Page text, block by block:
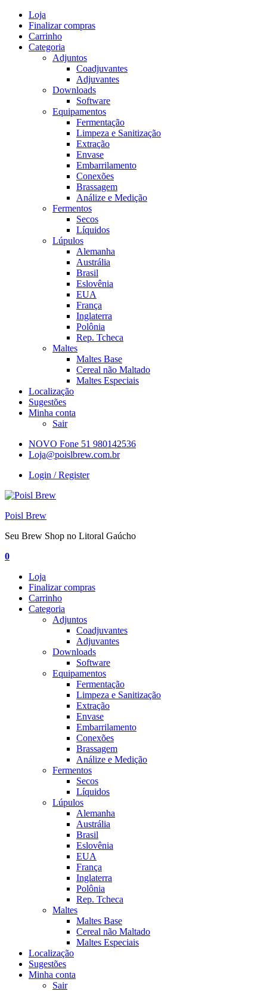
Skip
content
Loja
Finalizar compras
Carrinho
Categoria
Adjuntos
Coadjuvantes
Adjuvantes
Downloads
Software
Equipamentos
Fermentação
Limpeza e Sanitização
Extração
Envase
Embarrilamento
Conexões
Brassagem
Análize e Medição
Fermentos
Secos
Líquidos
Lúpulos
Alemanha
Austrália
Brasil
Eslovênia
EUA
França
Inglaterra
Polônia
Rep. Tcheca
Maltes
Maltes Base
Cereal não Maltado
Maltes Especiais
Localização
Sugestões
Minha conta
Sair
NOVO Fone 51 980142536
Loja@poislbrew.com.br
Login / Register
Poisl Brew
Seu Brew Shop no Litoral Gaúcho
0
Loja
Finalizar compras
Carrinho
Categoria
Adjuntos
Coadjuvantes
Adjuvantes
Downloads
Software
Equipamentos
Fermentação
Limpeza e Sanitização
Extração
Envase
Embarrilamento
Conexões
Brassagem
Análize e Medição
Fermentos
Secos
Líquidos
Lúpulos
Alemanha
Austrália
Brasil
Eslovênia
EUA
França
Inglaterra
Polônia
Rep. Tcheca
Maltes
Maltes Base
Cereal não Maltado
Maltes Especiais
Localização
Sugestões
Minha conta
Sair